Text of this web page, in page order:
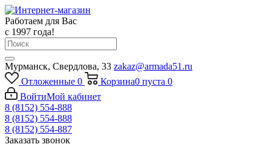
Работаем для Вас
с 1997 года!
Мурманск, Свердлова, 33 zakaz@armada51.ru
Отложенные 0 Корзина0 пуста 0
ВойтиМой кабинет
8 (8152) 554-888
8 (8152) 554-888
8 (8152) 554-887
Заказать звонок